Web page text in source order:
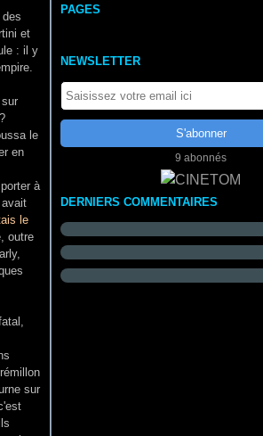
et
: il y
le
en
à
le
outre
sur
PAGES
NEWSLETTER
9 abonnés
DERNIERS COMMENTAIRES